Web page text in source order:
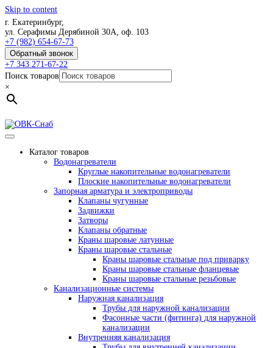
Skip to content
г. Екатеринбург,
ул. Серафимы Дерябиной 30А, оф. 103
+7 (982) 654-67-73
Обратный звонок
+7 343 271-67-22
Поиск товаров
×
Каталог товаров
Водонагреватели
Круглые накопительные водонагреватели
Плоские накопительные водонагреватели
Запорная арматура и электроприводы
Клапаны чугунные
Задвижки
Затворы
Клапаны обратные
Краны шаровые латунные
Краны шаровые стальные
Краны шаровые стальные под приварку
Краны шаровые стальные фланцевые
Краны шаровые стальные резьбовые
Канализационные системы
Наружная канализация
Трубы для наружной канализации
Фасонные части (фитинга) для наружной
канализации
Внутренняя канализация